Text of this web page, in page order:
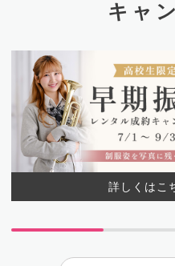
キャ
詳しくはこ